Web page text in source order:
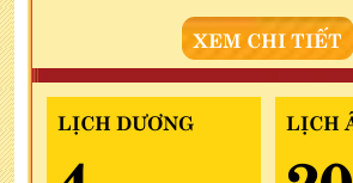
XEM CHI TIẾT
LỊCH DƯƠNG LỊCH